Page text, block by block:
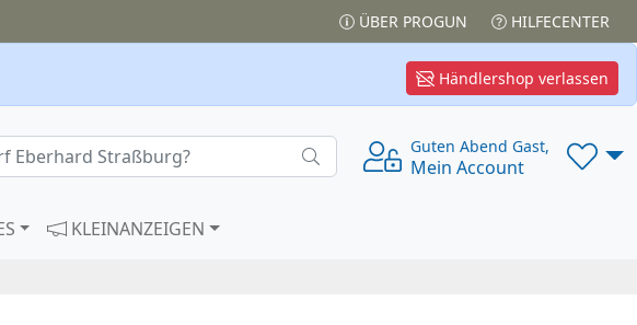
ÜBER PROGUN HILFECENTER
Händlershop verlassen
Guten Abend Gast,
Mein Account
KLEINANZEIGEN